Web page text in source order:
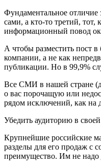
Фундаментальное
сами, а кто-то третий,
информационный повод
А чтобы разместить пост
компании, а не как
публикации. Но в 99,9%
Все СМИ в нашей стране
о вас порочащую или
рядом исключений, как на
Убедить аудиторию в
Крупнейшие российские
разделы для его продаж с
преимущество. Им не надо